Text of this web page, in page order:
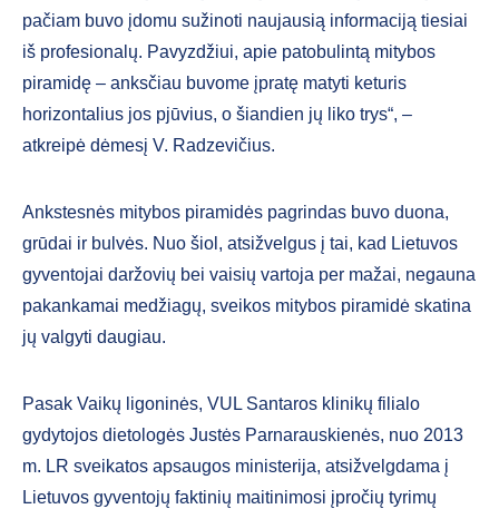
pačiam buvo įdomu sužinoti naujausią informaciją tiesiai
iš profesionalų. Pavyzdžiui, apie patobulintą mitybos
piramidę – anksčiau buvome įpratę matyti keturis
horizontalius jos pjūvius, o šiandien jų liko trys“, –
atkreipė dėmesį V. Radzevičius.
Ankstesnės mitybos piramidės pagrindas buvo duona,
grūdai ir bulvės. Nuo šiol, atsižvelgus į tai, kad Lietuvos
gyventojai daržovių bei vaisių vartoja per mažai, negauna
pakankamai medžiagų, sveikos mitybos piramidė skatina
jų valgyti daugiau.
Pasak Vaikų ligoninės, VUL Santaros klinikų filialo
gydytojos dietologės Justės Parnarauskienės, nuo 2013
m. LR sveikatos apsaugos ministerija, atsižvelgdama į
Lietuvos gyventojų faktinių maitinimosi įpročių tyrimų